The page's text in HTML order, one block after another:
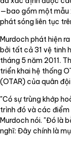
—bao gồm một mẫu
phát sóng liên tục
Murdoch phát hiện
bởi tất cả 31 vệ tinh
tháng 5 năm 2011.
triển khai hệ thống
(OTAR) của quân
"Có sự trùng khớp
trình đó và các
Murdoch nói. "Đó là
nghĩ: Đây chính là